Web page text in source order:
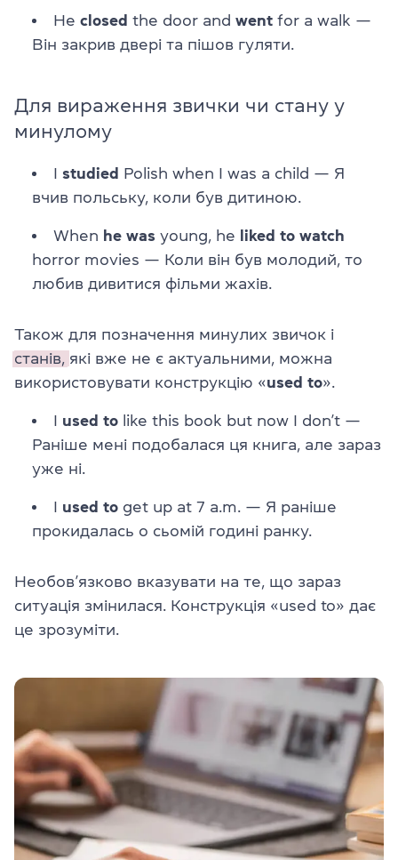
He closed the door and went for a walk —
Він закрив двері та пішов гуляти.
Для вираження звички чи стану у
минулому
I studied Polish when I was a child — Я
вчив польську, коли був дитиною.
When he was young, he liked to watch
horror movies — Коли він був молодий, то
любив дивитися фільми жахів.
Також для позначення минулих звичок і
станів, які вже не є актуальними, можна
використовувати конструкцію «used to».
I used to like this book but now I don’t —
Раніше мені подобалася ця книга, але зараз
уже ні.
I used to get up at 7 a.m. — Я раніше
прокидалась о сьомій годині ранку.
Необов’язково вказувати на те, що зараз
ситуація змінилася. Конструкція «used to» дає
це зрозуміти.